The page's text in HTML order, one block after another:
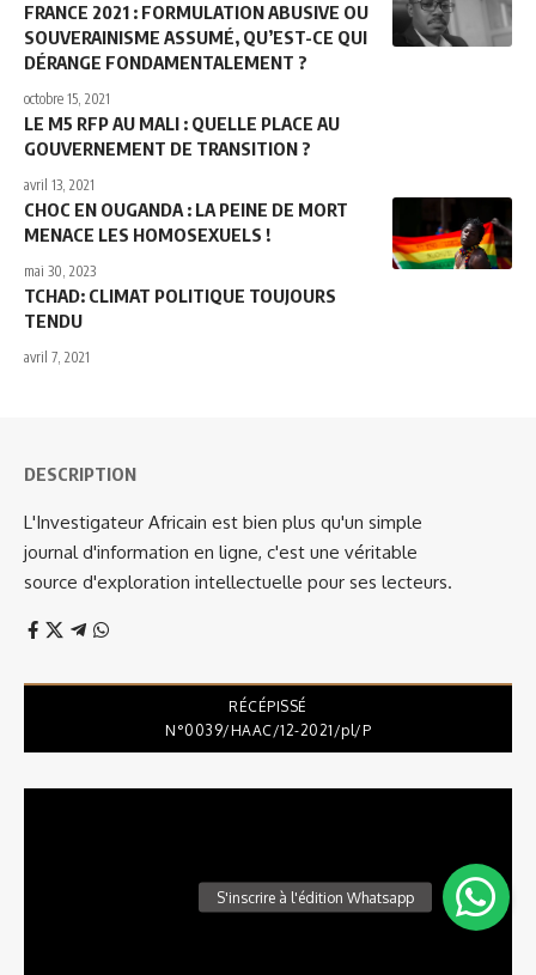
FRANCE 2021 : FORMULATION ABUSIVE OU
SOUVERAINISME ASSUMÉ, QU’EST-CE QUI
DÉRANGE FONDAMENTALEMENT ?
octobre 15, 2021
LE M5 RFP AU MALI : QUELLE PLACE AU
GOUVERNEMENT DE TRANSITION ?
avril 13, 2021
CHOC EN OUGANDA : LA PEINE DE MORT
MENACE LES HOMOSEXUELS !
mai 30, 2023
TCHAD: CLIMAT POLITIQUE TOUJOURS
TENDU
avril 7, 2021
DESCRIPTION
L'Investigateur Africain est bien plus qu'un simple
journal d'information en ligne, c'est une véritable
source d'exploration intellectuelle pour ses lecteurs.
RÉCÉPISSÉ
N°0039/HAAC/12-2021/pl/P